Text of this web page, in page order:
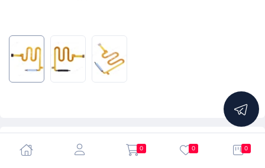
5.0
0 0 0